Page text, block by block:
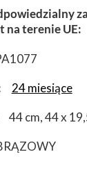
za
na terenie UE
24 miesiące
44 cm 44 x